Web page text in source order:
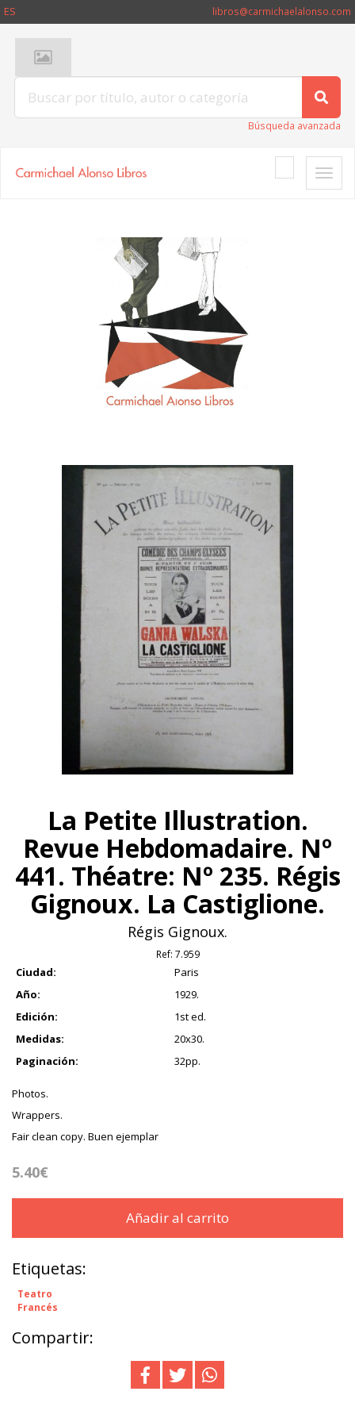
ES libros@carmichaelalonso.com
Búsqueda avanzada
Toggle
La Petite Illustration.
Revue Hebdomadaire. Nº
441. Théatre: Nº 235. Régis
Gignoux. La Castiglione.
Régis Gignoux.
Ref: 7.959
Ciudad:
Paris
Año:
1929.
Edición:
1st ed.
Medidas:
20x30.
Paginación:
32pp.
Photos.
Wrappers.
Fair clean copy. Buen ejemplar
5.40€
Añadir al carrito
Etiquetas:
Teatro
Francés
Compartir: